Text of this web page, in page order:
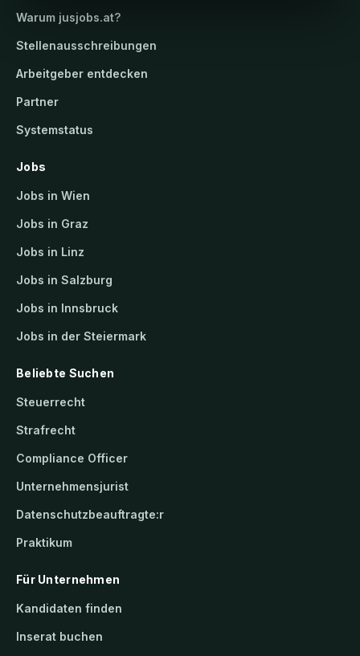
Warum jusjobs.at?
Stellenausschreibungen
Arbeitgeber entdecken
Partner
Systemstatus
Jobs
Jobs in Wien
Jobs in Graz
Jobs in Linz
Jobs in Salzburg
Jobs in Innsbruck
Jobs in der Steiermark
Beliebte Suchen
Steuerrecht
Strafrecht
Compliance Officer
Unternehmensjurist
Datenschutzbeauftragte:r
Praktikum
Für Unternehmen
Kandidaten finden
Inserat buchen